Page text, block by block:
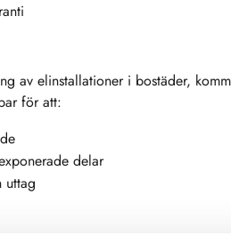
av elinstallationer i bostäder,
för att:
delar
uttag